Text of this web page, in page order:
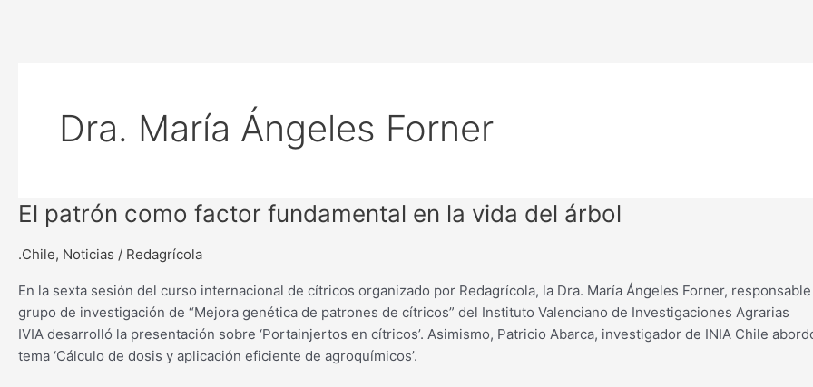
Dra. María Ángeles Forner
El patrón como factor fundamental en la vida del árbol
.Chile, Noticias / Redagrícola
En la sexta sesión del curso internacional de cítricos organizado por Redagrícola, la Dra. María Ángeles Forner,
grupo de investigación de “Mejora genética de patrones de cítricos” del Instituto Valenciano de Investigaciones Agrarias
IVIA desarrolló la presentación sobre ‘Portainjertos en cítricos’. Asimismo, Patricio Abarca, investigador de INIA Chile
tema ‘Cálculo de dosis y aplicación eficiente de agroquímicos’.
El
patrón
como
fundamental
en
la
vida